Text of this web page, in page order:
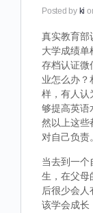
Posted by ki
真实教育部
大学成绩单
存档认证微
业怎么办？
样，有人认
够提高英语
然以上这些
对自己负责。
当去到一个
生，在父母
后很少会
该学会成长